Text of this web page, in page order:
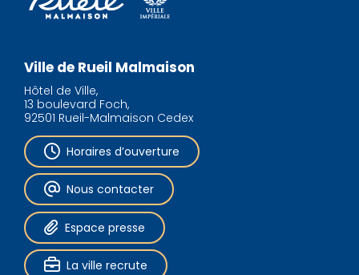
Ville de Rueil Malmaison
Hôtel de Ville,
13 boulevard Foch,
92501 Rueil-Malmaison Cedex
Horaires d’ouverture
Nous contacter
Espace presse
La ville recrute